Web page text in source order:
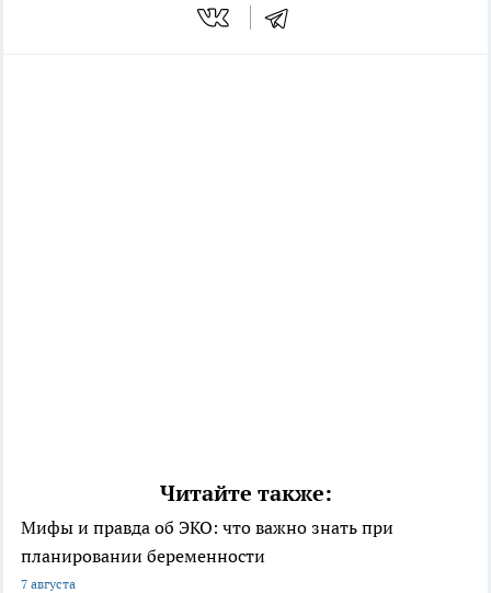
Читайте также:
Мифы и правда об ЭКО: что важно знать при
планировании беременности
7 августа